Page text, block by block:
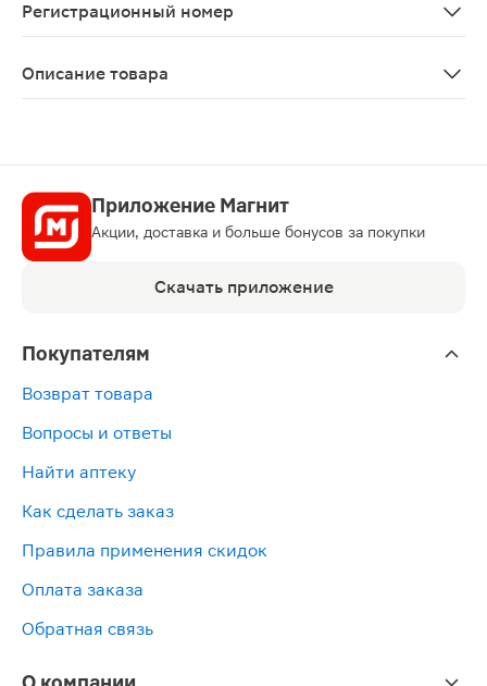
Регистрационный номер
Описание товара
Приложение Магнит
Акции, доставка и больше бонусов за покупки
Скачать приложение
Покупателям
Возврат товара
Вопросы и ответы
Найти аптеку
Как сделать заказ
Правила применения скидок
Оплата заказа
Обратная связь